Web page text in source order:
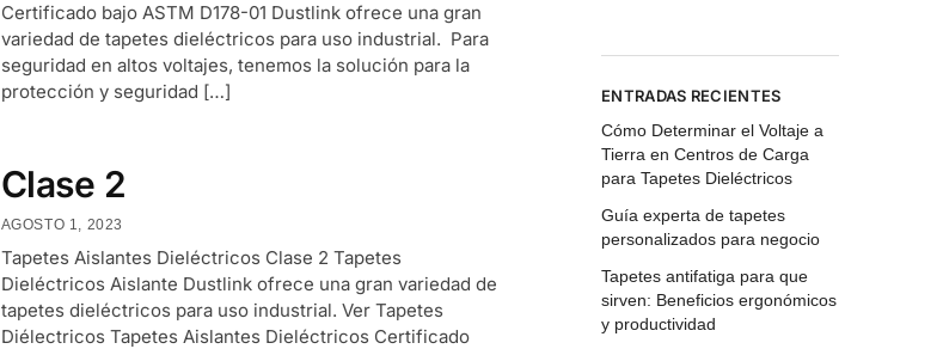
Certificado bajo ASTM D178-01 Dustlink ofrece una gran
variedad de tapetes dieléctricos para uso industrial. Para
seguridad en altos voltajes, tenemos la solución para la
protección y seguridad […]
Clase 2
AGOSTO 1, 2023
Tapetes Aislantes Dieléctricos Clase 2 Tapetes
Dieléctricos Aislante Dustlink ofrece una gran variedad de
tapetes dieléctricos para uso industrial. Ver Tapetes
Diélectricos Tapetes Aislantes Dieléctricos Certificado
ENTRADAS RECIENTES
Cómo Determinar el Voltaje a
Tierra en Centros de Carga
para Tapetes Dieléctricos
Guía experta de tapetes
personalizados para negocio
Tapetes antifatiga para que
sirven: Beneficios ergonómicos
y productividad